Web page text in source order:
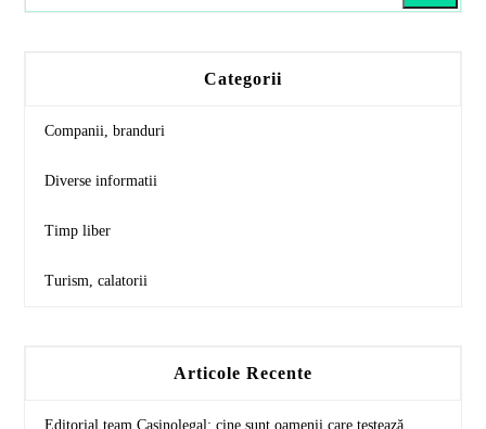
Categorii
Companii, branduri
Diverse informatii
Timp liber
Turism, calatorii
Articole Recente
Editorial team Casinolegal: cine sunt oamenii care testează